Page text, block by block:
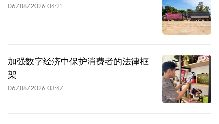
06/08/2026 04:21
加强数字经济中保护消费者的法律框
架
06/08/2026 03:47